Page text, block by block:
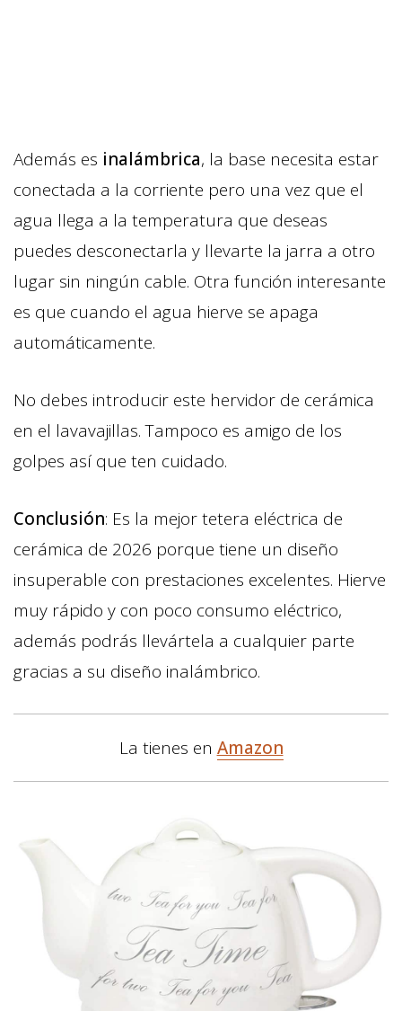
Además es inalámbrica, la base necesita estar
conectada a la corriente pero una vez que el
agua llega a la temperatura que deseas
puedes desconectarla y llevarte la jarra a otro
lugar sin ningún cable. Otra función interesante
es que cuando el agua hierve se apaga
automáticamente.
No debes introducir este hervidor de cerámica
en el lavavajillas. Tampoco es amigo de los
golpes así que ten cuidado.
Conclusión: Es la mejor tetera eléctrica de
cerámica de 2026 porque tiene un diseño
insuperable con prestaciones excelentes. Hierve
muy rápido y con poco consumo eléctrico,
además podrás llevártela a cualquier parte
gracias a su diseño inalámbrico.
La tienes en Amazon